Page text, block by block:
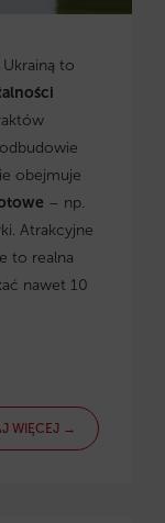
Ukrainą to
obejmuje
– np.
Atrakcyjne
to realna
nawet 10
WIĘCEJ →